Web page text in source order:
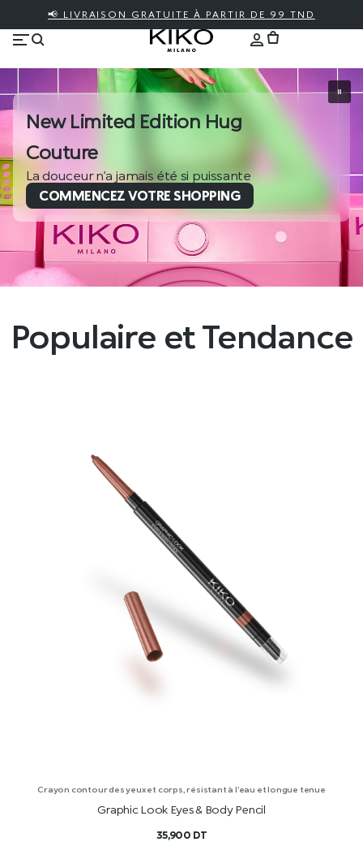
📢 LIVRAISON GRATUITE À PARTIR DE 99 TND
New Limited Edition Hug
Couture
La douceur n’a jamais été si puissante
COMMENCEZ VOTRE SHOPPING
Populaire et Tendance
Crayon contour des yeux et corps, résistant à l’eau et longue tenue
Graphic Look Eyes & Body Pencil
35,900 DT